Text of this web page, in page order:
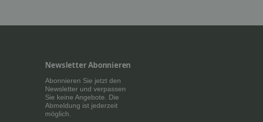
Newsletter Abonnieren
Abonnieren Sie jetzt den
Newsletter und verpassen
Sie keine Angebote. Die
Abmeldung ist jederzeit
möglich.